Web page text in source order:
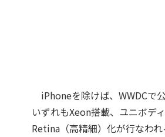
iPhoneを除けば、WWDCで
いずれもXeon搭載、ユニボデ
Retina（高精細）化が行なわ